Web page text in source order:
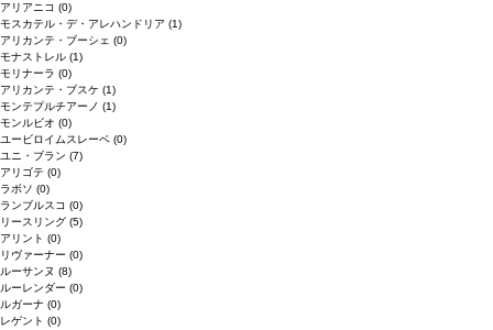
アリアニコ (0)
モスカテル・デ・アレハンドリア (1)
アリカンテ・ブーシェ (0)
モナストレル (1)
モリナーラ (0)
アリカンテ・ブスケ (1)
モンテプルチアーノ (1)
モンルビオ (0)
ユービロイムスレーベ (0)
ユニ・ブラン (7)
アリゴテ (0)
ラボソ (0)
ランブルスコ (0)
リースリング (5)
アリント (0)
リヴァーナー (0)
ルーサンヌ (8)
ルーレンダー (0)
ルガーナ (0)
レゲント (0)